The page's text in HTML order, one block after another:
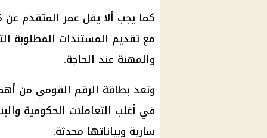
مع تقديم المستندات المطلوبة
والمهنة عند الحاجة.
وتعد بطاقة الرقم القومي من
في أغلب التعاملات الحكومية
سارية وبياناتها محدثة.